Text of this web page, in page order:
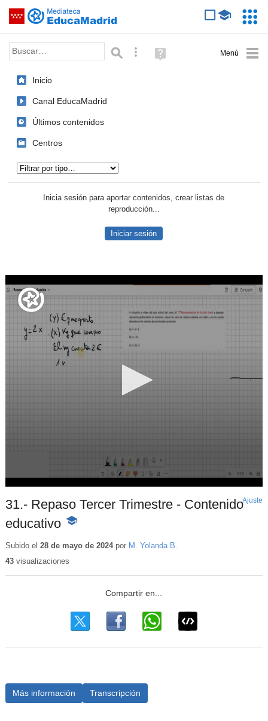
Saltar navegación
Palabra o frase: Búsqueda avanzada
Ayuda
(en
Inicio
Canal EducaMadrid
Últimos contenidos
Centros
Inicia sesión para aportar contenidos, crear listas de
reproducción...
Iniciar sesión
31.- Repaso Tercer Trimestre - Contenido
educativo -
educativo
Ajuste
Subido el 28 de mayo de 2024por M. Yolanda B.
43visualizaciones
Más información Transcripción